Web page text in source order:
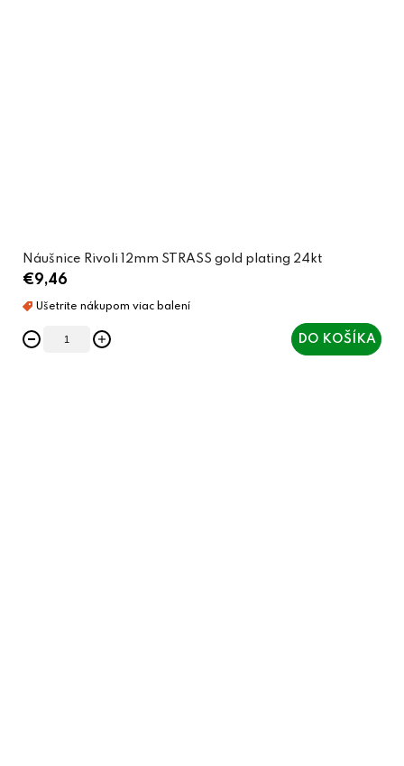
Náušnice Rivoli 12mm STRASS gold plating 24kt
€9,46
DO KOŠÍKA